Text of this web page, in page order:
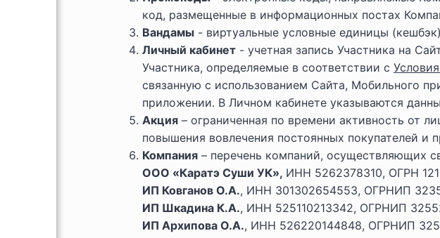
код, размещенные в информационных постах
Вандамы - виртуальные условные единицы
Личный кабинет - учетная запись Участника на
Участника, определяемые в соответствии с
связанную с использованием Сайта, Мобильного
приложении. В Личном кабинете указываются
Акция – ограниченная по времени активность от
повышения вовлечения постоянных покупателей и
Компания – перечень компаний, осуществляющих
ООО «Каратэ Суши УК», ИНН 5262378310, ОГРН
ИП Ковганов О.А., ИНН 301302654553, ОГРНИП
ИП Шкадина К.А., ИНН 525110213342, ОГРНИП
ИП Архипова О.А., ИНН 526220144848, ОГРНИП